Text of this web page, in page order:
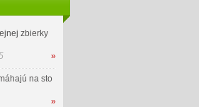
zbierky
»
na sto
»